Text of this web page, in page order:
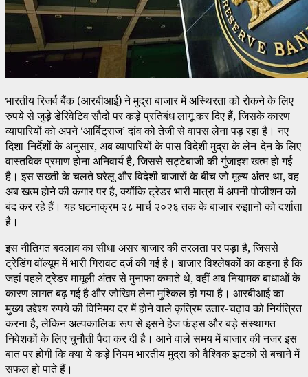
भारतीय रिजर्व बैंक (आरबीआई) ने मुद्रा बाजार में अस्थिरता को रोकने के लिए
रुपये से जुड़े डेरिवेटिव सौदों पर कड़े प्रतिबंध लागू कर दिए हैं, जिसके कारण
व्यापारियों को अपने ‘आर्बिट्राज’ दांव को तेजी से वापस लेना पड़ रहा है। नए
दिशा-निर्देशों के अनुसार, अब व्यापारियों के पास विदेशी मुद्रा के लेन-देन के लिए
वास्तविक प्रमाण होना अनिवार्य है, जिससे सट्टेबाजी की गुंजाइश खत्म हो गई
है। इस सख्ती के चलते घरेलू और विदेशी बाजारों के बीच जो मूल्य अंतर था, वह
अब खत्म होने की कगार पर है, क्योंकि ट्रेडर भारी मात्रा में अपनी पोजीशन को
बंद कर रहे हैं। यह घटनाक्रम २८ मार्च २०२६ तक के बाजार रुझानों को दर्शाता
है।
इस नीतिगत बदलाव का सीधा असर बाजार की तरलता पर पड़ा है, जिससे
ट्रेडिंग वॉल्यूम में भारी गिरावट दर्ज की गई है। बाजार विश्लेषकों का कहना है कि
जहां पहले ट्रेडर मामूली अंतर से मुनाफा कमाते थे, वहीं अब नियामक बाधाओं के
कारण लागत बढ़ गई है और जोखिम लेना मुश्किल हो गया है। आरबीआई का
मुख्य उद्देश्य रुपये की विनिमय दर में होने वाले कृत्रिम उतार-चढ़ाव को नियंत्रित
करना है, लेकिन अल्पकालिक रूप से इसने हेज फंड्स और बड़े संस्थागत
निवेशकों के लिए चुनौती पैदा कर दी है। आने वाले समय में बाजार की नजर इस
बात पर होगी कि क्या ये कड़े नियम भारतीय मुद्रा को वैश्विक झटकों से बचाने में
सफल हो पाते हैं।